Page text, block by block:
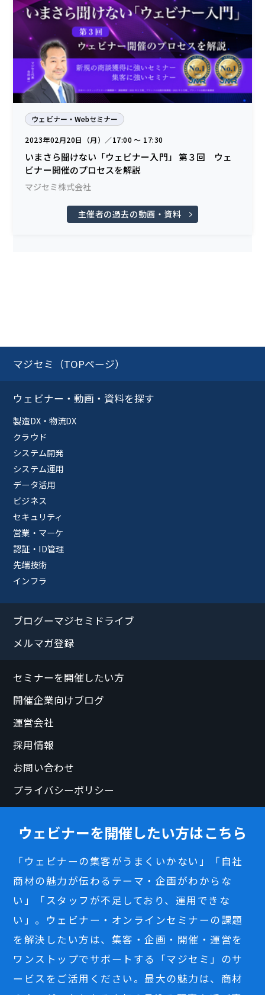
ウェビナー・Webセミナー
2023年02月20日（月）／17:00 〜 17:30
いまさら聞けない「ウェビナー入門」 第３回 ウェ
ビナー開催のプロセスを解説
マジセミ株式会社
主催者の過去の動画・資料
マジセミ（TOPページ）
ウェビナー・動画・資料を探す
製造DX・物流DX
クラウド
システム開発
システム運用
データ活用
ビジネス
セキュリティ
営業・マーケ
認証・ID管理
先端技術
インフラ
ブログーマジセミドライブ
メルマガ登録
セミナーを開催したい方
開催企業向けブログ
運営会社
採用情報
お問い合わせ
プライバシーポリシー
ウェビナーを開催したい方はこちら
「ウェビナーの集客がうまくいかない」「自社
商材の魅力が伝わるテーマ・企画がわからな
い」「スタッフが不足しており、運用できな
い」。ウェビナー・オンラインセミナーの課題
を解決したい方は、集客・企画・開催・運営を
ワンストップでサポートする「マジセミ」のサ
ービスをご活用ください。最大の魅力は、商材